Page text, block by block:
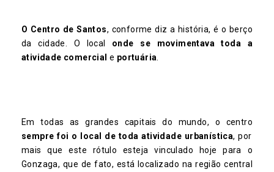
O Centro de Santos, conforme diz a história, é o berço
da cidade. O local onde se movimentava toda a
atividade comercial e portuária
Em todas as grandes capitais do mundo, o centro
sempre foi o local de toda atividade urbanística, por
mais que este rótulo esteja vinculado hoje para o
Gonzaga, que de fato, está localizado na região central